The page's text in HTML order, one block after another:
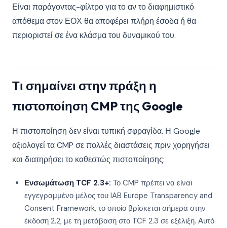
Είναι παράγοντας-φίλτρο για το αν το διαφημιστικό
απόθεμα στον ΕΟΧ θα αποφέρει πλήρη έσοδα ή θα
περιοριστεί σε ένα κλάσμα του δυναμικού του.
Τι σημαίνει στην πράξη η
πιστοποίηση CMP της Google
Η πιστοποίηση δεν είναι τυπική σφραγίδα. Η Google
αξιολογεί τα CMP σε πολλές διαστάσεις πριν χορηγήσει
και διατηρήσει το καθεστώς πιστοποίησης:
Ενσωμάτωση TCF 2.3+: Το CMP πρέπει να είναι
εγγεγραμμένο μέλος του IAB Europe Transparency and
Consent Framework, το οποίο βρίσκεται σήμερα στην
έκδοση 2.2, με τη μετάβαση στο TCF 2.3 σε εξέλιξη. Αυτό